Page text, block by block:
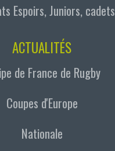
Espoirs, Juniors, cadets
ACTUALITÉS
de France de Rugby
Coupes d'Europe
Nationale